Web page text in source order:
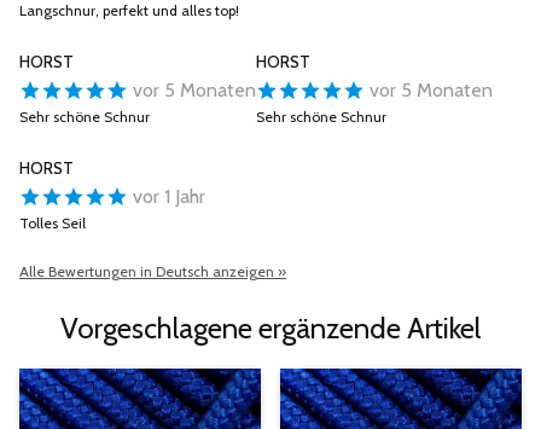
Langschnur, perfekt und alles top!
HORST
vor 5 Monaten
Sehr schöne Schnur
HORST
vor 5 Monaten
Sehr schöne Schnur
HORST
vor 1 Jahr
Tolles Seil
Alle Bewertungen in Deutsch anzeigen »
Vorgeschlagene ergänzende Artikel